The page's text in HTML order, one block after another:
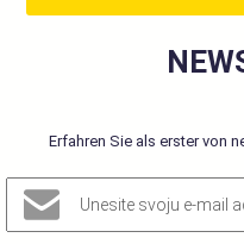
Erfahren Sie als erster von